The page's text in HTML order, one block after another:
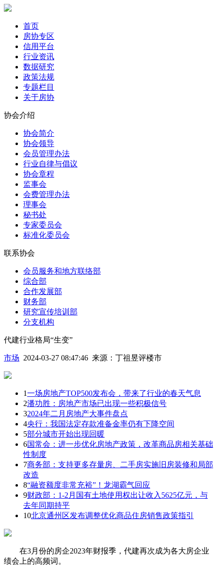
首页
房协专区
信用平台
行业资讯
数据研究
政策法规
专题栏目
关于房协
协会介绍
协会简介
协会领导
会员管理办法
行业自律与倡议
协会章程
监事会
会费管理办法
理事会
秘书处
专家委员会
标准化委员会
联系协会
会员服务和地方联络部
综合部
合作发展部
财务部
研究宣传培训部
分支机构
代建行业格局“生变”
市场 2024-03-27 08:47:46 来源： 丁祖昱评楼市
1一场房地产TOP500发布会，带来了行业的春天气息
2潘功胜：房地产市场已出现一些积极信号
32024年二月房地产大事件盘点
4央行：我国法定存款准备金率仍有下降空间
5部分城市开始出现回暖
6国常会：进一步优化房地产政策，改革商品房相关基础
性制度
7商务部：支持更多存量房、二手房实施旧房装修和局部
改造
8“融资额度非常充裕”！龙湖霸气回应
9财政部：1-2月国有土地使用权出让收入5625亿元，与
去年同期持平
10北京通州区发布调整优化商品住房销售政策指引
在3月份的房企2023年财报季，代建再次成为各大房企业
绩会上的高频词。